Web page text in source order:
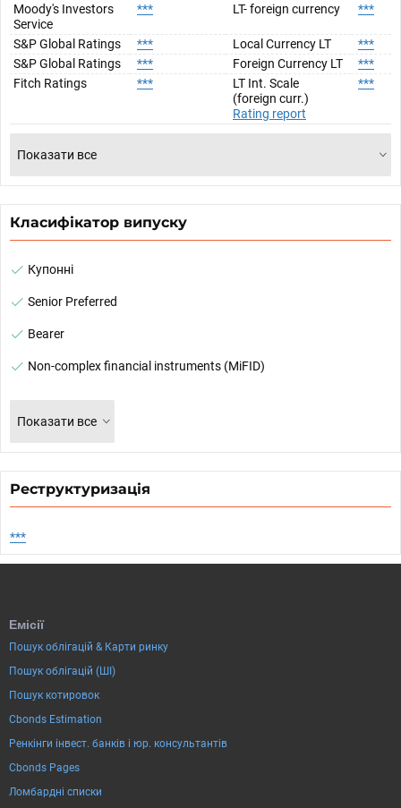
Moody's Investors
Service
*** LT- foreign currency ***
S&P Global Ratings *** Local Currency LT
***
S&P Global Ratings
*** Foreign Currency LT
***
Fitch Ratings
***
LT Int. Scale
(foreign curr.)
Rating report
***
Показати все
Класифікатор випуску
Купонні
Senior Preferred
Bearer
Non-complex financial instruments (MiFID)
Показати все
Реструктуризація
***
Емісії
Пошук облігацій & Карти ринку
Пошук облігацій (ШІ)
Пошук котировок
Cbonds Estimation
Ренкінги інвест. банків і юр. консультантів
Cbonds Pages
Ломбардні списки